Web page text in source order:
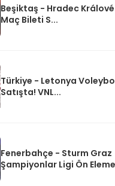
Beşiktaş - Hradec
Maç Bileti S...
Türkiye - Letonya
Satışta! VNL...
Fenerbahçe - Sturm Graz
Şampiyonlar Ligi Ön